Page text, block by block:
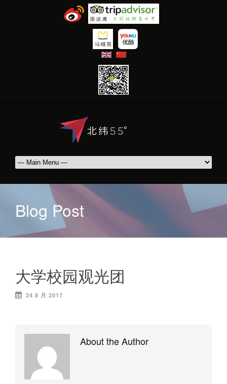
|
Blog Post
大学校园观光团
24 8 月 2017
About the Author